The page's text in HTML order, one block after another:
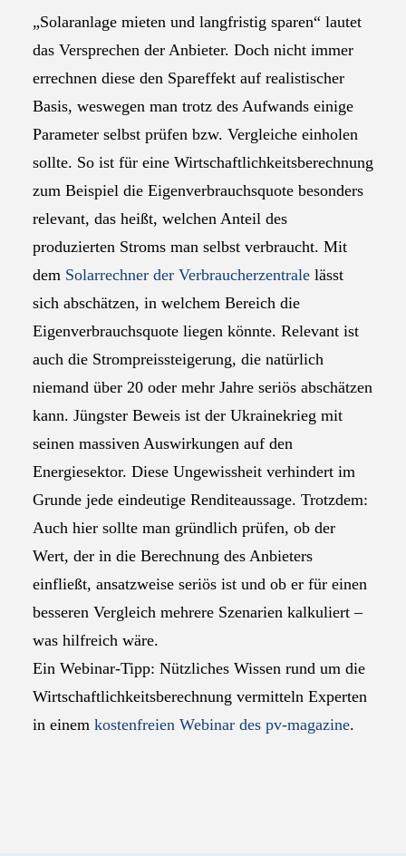
„Solaranlage mieten und langfristig sparen“ lautet
das Versprechen der Anbieter. Doch nicht immer
errechnen diese den Spareffekt auf realistischer
Basis, weswegen man trotz des Aufwands einige
Parameter selbst prüfen bzw. Vergleiche einholen
sollte. So ist für eine Wirtschaftlichkeitsberechnung
zum Beispiel die Eigenverbrauchsquote besonders
relevant, das heißt, welchen Anteil des
produzierten Stroms man selbst verbraucht. Mit
dem Solarrechner der Verbraucherzentrale lässt
sich abschätzen, in welchem Bereich die
Eigenverbrauchsquote liegen könnte. Relevant ist
auch die Strompreissteigerung, die natürlich
niemand über 20 oder mehr Jahre seriös abschätzen
kann. Jüngster Beweis ist der Ukrainekrieg mit
seinen massiven Auswirkungen auf den
Energiesektor. Diese Ungewissheit verhindert im
Grunde jede eindeutige Renditeaussage. Trotzdem:
Auch hier sollte man gründlich prüfen, ob der
Wert, der in die Berechnung des Anbieters
einfließt, ansatzweise seriös ist und ob er für einen
besseren Vergleich mehrere Szenarien kalkuliert –
was hilfreich wäre.
Ein Webinar-Tipp: Nützliches Wissen rund um die
Wirtschaftlichkeitsberechnung vermitteln Experten
in einem kostenfreien Webinar des pv-magazine.